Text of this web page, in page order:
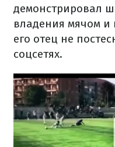
демонстрировал
владения мячом и
его отец не
соцсетях.